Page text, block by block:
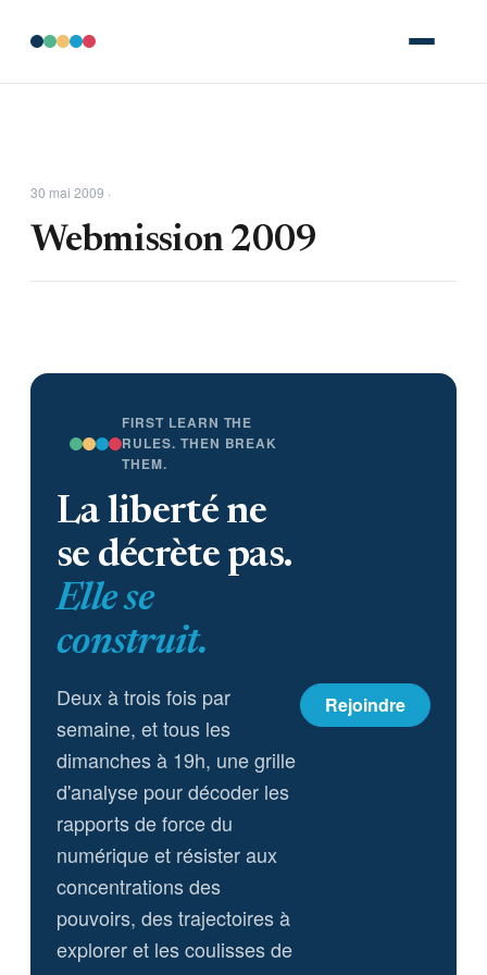
30 mai 2009 ·
Webmission 2009
FIRST LEARN THE
RULES. THEN BREAK
THEM.
La liberté ne
se décrète pas.
Elle se
construit.
Deux à trois fois par
semaine, et tous les
dimanches à 19h, une grille
d'analyse pour décoder les
rapports de force du
numérique et résister aux
concentrations des
pouvoirs, des trajectoires à
explorer et les coulisses de
Rejoindre